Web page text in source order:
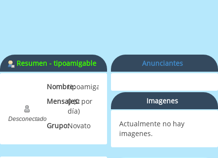
Resumen - tipoamigable
Desconectado
Nombre:tipoamigable
Mensajes:0 (0 por
día)
Grupo:Novato
Anunciantes
Imagenes
Actualmente no hay
imagenes.